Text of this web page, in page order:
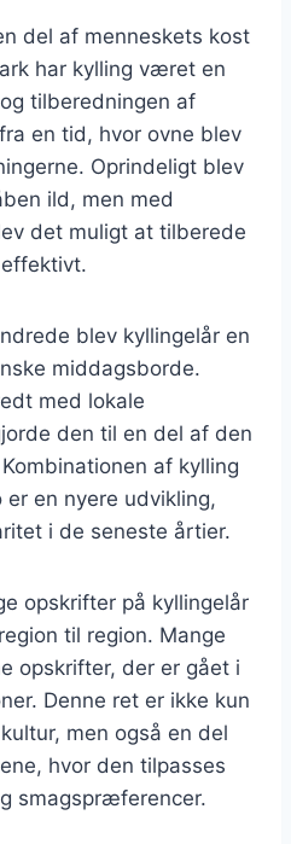
del af menneskets kost
har kylling været en
tilberedningen af
en tid, hvor ovne blev
Oprindeligt blev
ild, men med
det muligt at tilberede
blev kyllingelår en
middagsborde.
med lokale
den til en del af den
af kylling
en nyere udvikling,
i de seneste årtier.
opskrifter på kyllingelår
til region. Mange
opskrifter, der er gået i
Denne ret er ikke kun
men også en del
hvor den tilpasses
smagspræferencer.